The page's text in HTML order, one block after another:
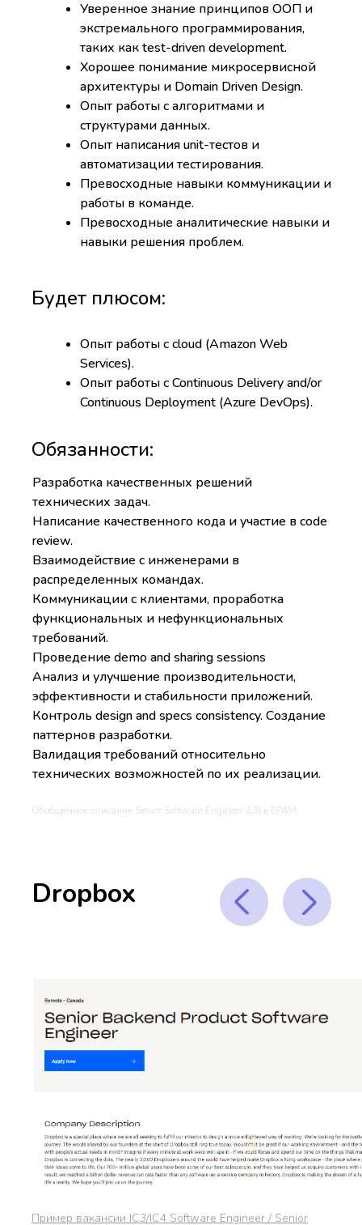
Уверенное знание принципов ООП и
экстремального программирования,
таких как test-driven development.
Хорошее понимание микросервисной
архитектуры и Domain Driven Design.
Опыт работы с алгоритмами и
структурами данных.
Опыт написания unit-тестов и
автоматизации тестирования.
Превосходные навыки коммуникации и
работы в команде.
Превосходные аналитические навыки и
навыки решения проблем.
Опыт работы с cloud (Amazon Web
Services).
Опыт работы с Continuous Delivery and/or
Continuous Deployment (Azure DevOps).
Будет плюсом:
Обязанности:
Разработка качественных решений
технических задач.
Написание качественного кода и участие в code
review.
Взаимодействие с инженерами в
распределенных командах.
Коммуникации с клиентами, проработка
функциональных и нефункциональных
требований.
Проведение demo and sharing sessions
Анализ и улучшение производительности,
эффективности и стабильности приложений.
Контроль design and specs consistency. Создание
паттернов разработки.
Валидация требований относительно
технических возможностей по их реализации.
Обобщённое описание Senior Software Engineer (L3) в EPAM
Dropbox
Пример вакансии IC3/IC4 Software Engineer / Senior